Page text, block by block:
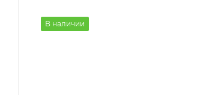
В наличии